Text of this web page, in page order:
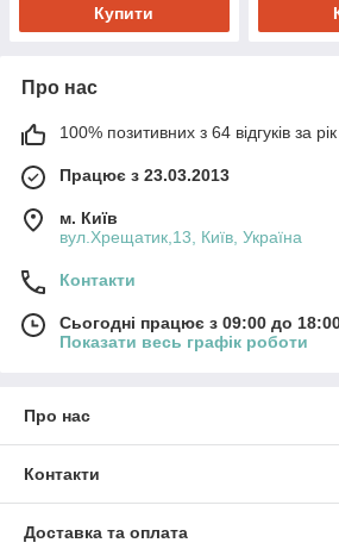
Купити
Про нас
100% позитивних з 64 відгуків за рік
Працює з 23.03.2013
м. Київ
вул.Хрещатик,13, Київ, Україна
Контакти
Сьогодні працює з 09:00 до
Показати весь графік роботи
Про нас
Контакти
Доставка та оплата